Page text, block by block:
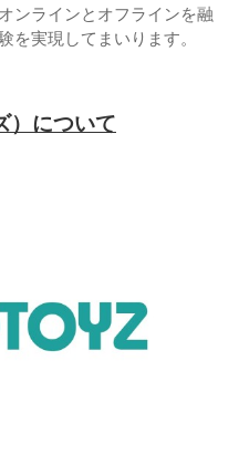
ンラインとオフラインを融
を実現してまいります。
）について